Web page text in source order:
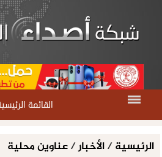
القائمة
الرئيسية/الأخبار/عناوين محلية